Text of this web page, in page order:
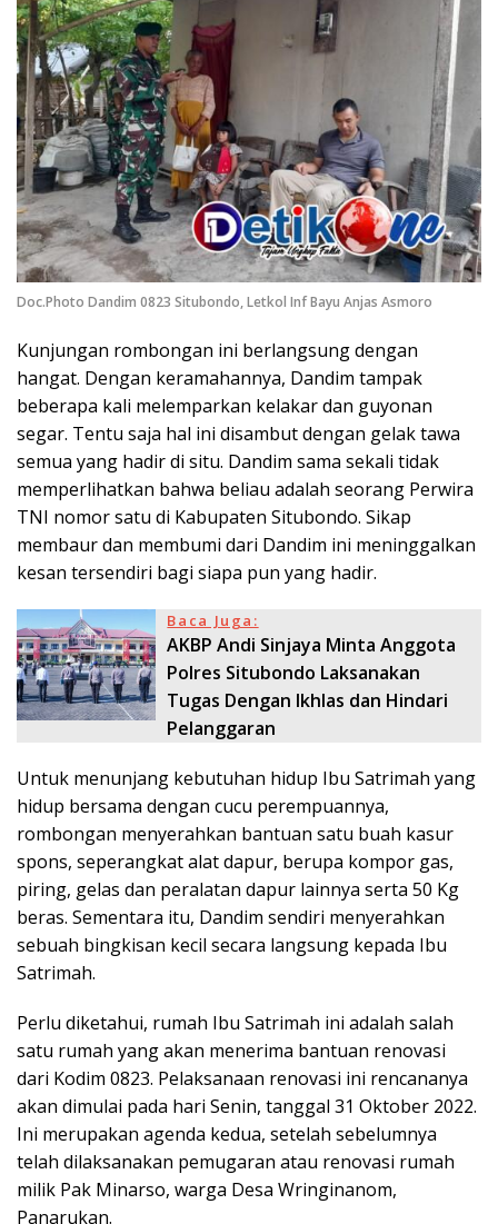
Doc.Photo Dandim 0823 Situbondo, Letkol Inf Bayu Anjas Asmoro
Kunjungan rombongan ini berlangsung dengan
hangat. Dengan keramahannya, Dandim tampak
beberapa kali melemparkan kelakar dan guyonan
segar. Tentu saja hal ini disambut dengan gelak tawa
semua yang hadir di situ. Dandim sama sekali tidak
memperlihatkan bahwa beliau adalah seorang Perwira
TNI nomor satu di Kabupaten Situbondo. Sikap
membaur dan membumi dari Dandim ini meninggalkan
kesan tersendiri bagi siapa pun yang hadir.
Baca Juga:
AKBP Andi Sinjaya Minta Anggota
Polres Situbondo Laksanakan
Tugas Dengan Ikhlas dan Hindari
Pelanggaran
Untuk menunjang kebutuhan hidup Ibu Satrimah yang
hidup bersama dengan cucu perempuannya,
rombongan menyerahkan bantuan satu buah kasur
spons, seperangkat alat dapur, berupa kompor gas,
piring, gelas dan peralatan dapur lainnya serta 50 Kg
beras. Sementara itu, Dandim sendiri menyerahkan
sebuah bingkisan kecil secara langsung kepada Ibu
Satrimah.
Perlu diketahui, rumah Ibu Satrimah ini adalah salah
satu rumah yang akan menerima bantuan renovasi
dari Kodim 0823. Pelaksanaan renovasi ini rencananya
akan dimulai pada hari Senin, tanggal 31 Oktober 2022.
Ini merupakan agenda kedua, setelah sebelumnya
telah dilaksanakan pemugaran atau renovasi rumah
milik Pak Minarso, warga Desa Wringinanom,
Panarukan.